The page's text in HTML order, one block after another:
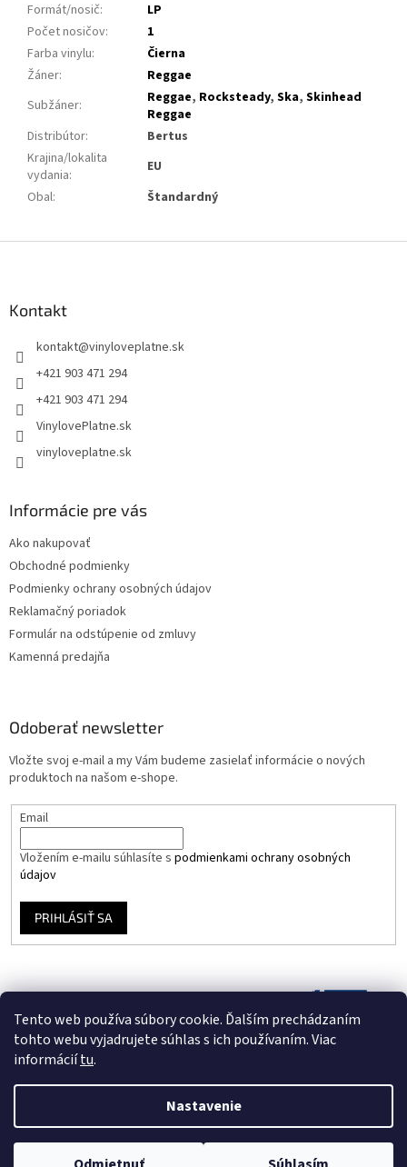
Tento web používa súbory cookie. Ďalším prechádzaním
tohto webu vyjadrujete súhlas s ich používaním. Viac
informáciítu.
Nastavenie
Formát/nosič:
LP
Počet nosičov:
1
Farba vinylu:
Čierna
Žáner:
Reggae
Subžáner: Reggae, Rocksteady, Ska, Skinhead
Reggae
Distribútor:
Bertus
Krajina/lokalita
vydania:
EU
Obal: Štandardný
Kontakt
kontakt@vinyloveplatne.sk
+421 903 471 294
+421 903 471 294
VinylovePlatne.sk
vinyloveplatne.sk
Informácie pre vás
Ako nakupovať
Obchodné podmienky
Podmienky ochrany osobných údajov
Reklamačný poriadok
Formulár na odstúpenie od zmluvy
Kamenná predajňa
Odoberať newsletter
Vložte svoj e-mail a my Vám budeme zasielať informácie o nových
produktoch na našom e-shope.
Email
Vložením e-mailu súhlasíte s podmienkami ochrany osobných
údajov
PRIHLÁSIŤ SA
Vytvoril Shoptet